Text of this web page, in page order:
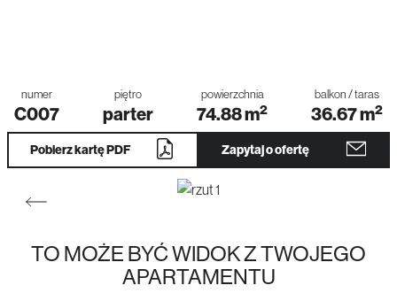
numer
C007
piętro
parter
powierzchnia
74.88m2
balkon / taras
36.67m2
Pobierz kartę PDF Zapytaj o ofertę
TO MOŻE BYĆ WIDOK Z TWOJEGO
APARTAMENTU